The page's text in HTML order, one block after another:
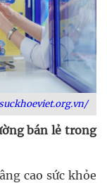
bán lẻ trong
cao sức khỏe